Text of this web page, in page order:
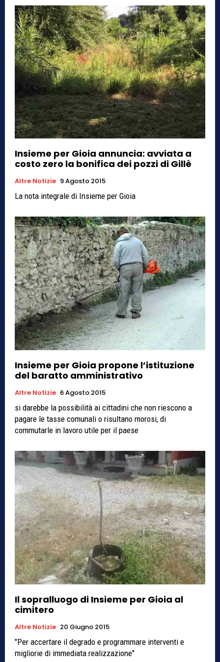
Insieme per Gioia annuncia: avviata a
costo zero la bonifica dei pozzi di Gillè
Altre Notizie 9 Agosto 2015
La nota integrale di Insieme per Gioia
Insieme per Gioia propone l’istituzione
del baratto amministrativo
Altre Notizie 6 Agosto 2015
si darebbe la possibilità ai cittadini che non riescono a
pagare le tasse comunali o risultano morosi, di
commutarle in lavoro utile per il paese
Il sopralluogo di Insieme per Gioia al
cimitero
Altre Notizie 20 Giugno 2015
"Per accertare il degrado e programmare interventi e
migliorie di immediata realizzazione"